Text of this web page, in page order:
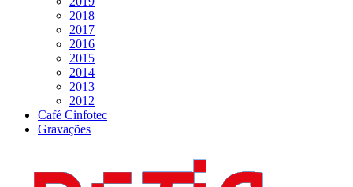
2018
2017
2016
2015
2014
2013
2012
Café Cinfotec
Gravações